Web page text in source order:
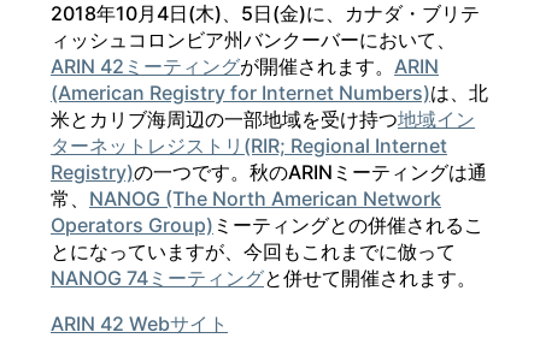
2018年10月4日(木)、5日(金)に、カナダ・ブリテ
ィッシュコロンビア州バンクーバーにおいて、
ARIN 42ミーティングが開催されます。 ARIN
(American Registry for Internet Numbers)は、北
米とカリブ海周辺の一部地域を受け持つ地域イン
ターネットレジストリ(RIR; Regional Internet
Registry)の一つです。秋のARINミーティングは通
常、 NANOG (The North American Network
Operators Group) ミーティングとの併催されるこ
とになっていますが、今回もこれまでに倣って
NANOG 74ミーティングと併せて開催されます。
ARIN 42 Webサイト